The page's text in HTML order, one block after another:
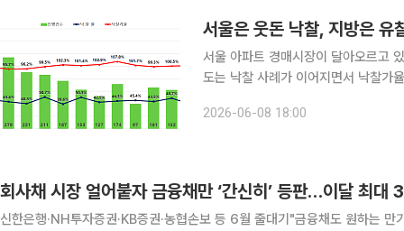
서울은 웃돈 낙찰, 지방은
서울 아파트 경매시장이 달아오르고
도는 낙찰 사례가 이어지면서 낙찰가
습이다. 8일 지지옥션의 '2026년
2026-06-08 18:00
회사채 시장 얼어붙자 금융채만 ‘간신히’ 등판…이달 최대
신한은행·NH투자증권·KB증권·농협손보 등 6월 줄대기"금융채도 원하는